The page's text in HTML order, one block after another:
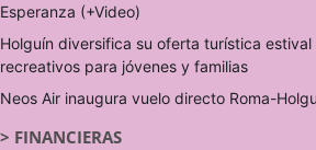
Esperanza (+Video)
Holguín diversifica su oferta turística
recreativos para jóvenes y familias
Neos Air inaugura vuelo directo Roma-
> FINANCIERAS